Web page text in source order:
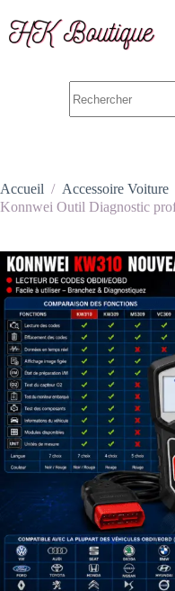
Accueil / Accessoire Voiture
Konnwei Outil Diagnostic